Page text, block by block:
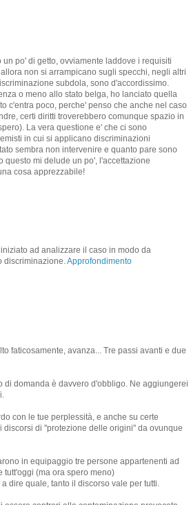
un po' di getto, ovviamente laddove i requisiti
non si arrampicano sugli specchi, negli altri
subdola, sono d'accordissimo.
o meno allo stato belga, ho lanciato quella
c'entra poco, perche' penso che anche nel caso
certi diritti troverebbero comunque spazio in
La vera questione e' che ci sono
in cui si applicano discriminazioni
sembra non intervenire e quanto pare sono
questo mi delude un po', l'accettazione
cosa apprezzabile!
ad analizzare il caso in modo da
discriminazione.Approfondimento
faticosamente, avanza... Tre passi avanti e due
di domanda è davvero d'obbligo. Ne aggiungerei
con le tue perplessità, e anche su certe
discorsi di "protezione delle origini" da ovunque
in equipaggio tre persone appartenenti ad
tutt'oggi (ma ora spero meno)
dire quale, tanto il discorso vale per tutti.